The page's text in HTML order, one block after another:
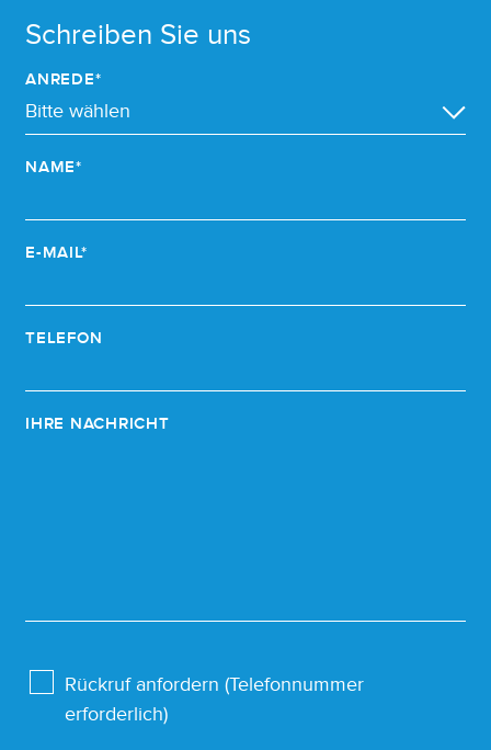
Schreiben Sie uns
ANREDE*
NAME*
E-MAIL*
TELEFON
IHRE NACHRICHT
Rückruf anfordern (Telefonnummer
erforderlich)